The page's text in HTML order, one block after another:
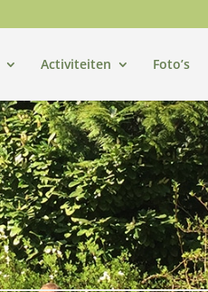
Activiteiten Foto’s